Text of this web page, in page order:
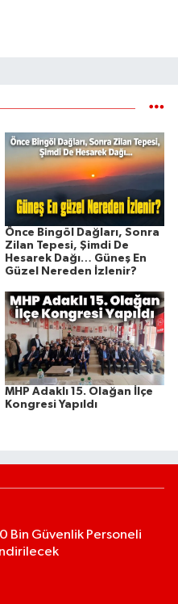
Önce Bingöl Dağları, Sonra
Zilan Tepesi, Şimdi De
Hesarek Dağı… Güneş En
Güzel Nereden İzlenir?
MHP Adaklı 15. Olağan İlçe
Kongresi Yapıldı
Bin Güvenlik Personeli